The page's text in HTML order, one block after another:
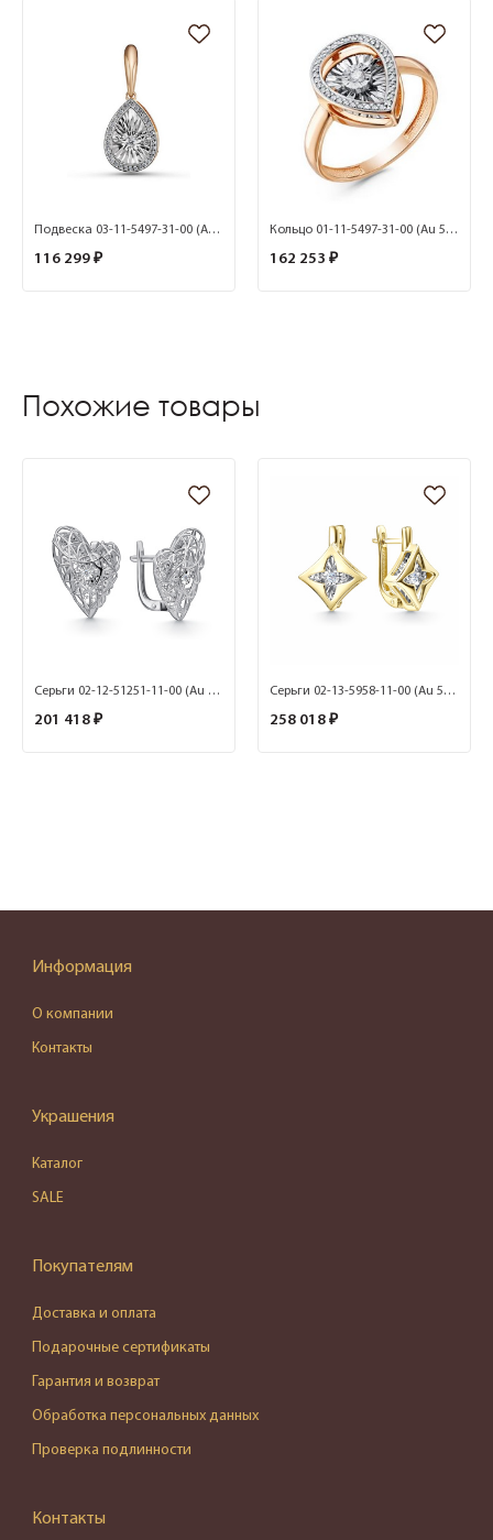
Подвеска 03-11-5497-31-00 (Au 585)
116 299 ₽
Кольцо 01-11-5497-31-00 (Au 585)
162 253 ₽
Похожие товары
Серьги 02-12-51251-11-00 (Au 585)
201 418 ₽
Серьги 02-13-5958-11-00 (Au 585)
258 018 ₽
Информация
О компании
Контакты
Украшения
Каталог
SALE
Покупателям
Доставка и оплата
Подарочные сертификаты
Гарантия и возврат
Обработка персональных данных
Проверка подлинности
Контакты